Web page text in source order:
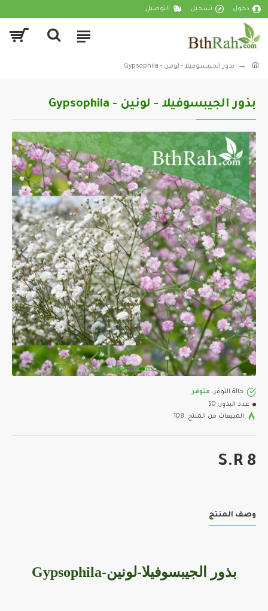
دخول تسجيل التوصيل
بذور الجيبسوفيلا - لونين - Gypsophila
بذور الجيبسوفيلا - لونين - Gypsophila
حالة التوفر: متوفر
عدد البذور: 50
المبيعات من المنتج: 108
S.R 8
وصف المنتج
بذور الجيبسوفيلا-لونين-Gypsophila